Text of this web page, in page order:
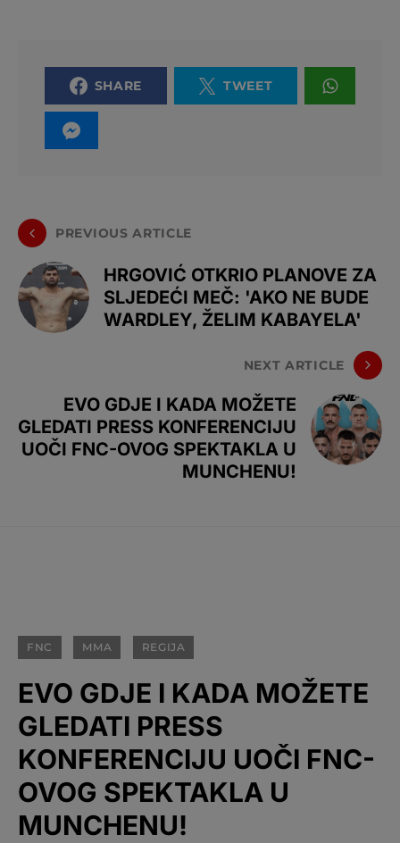
SHARE TWEET
PREVIOUS ARTICLE
HRGOVIĆ OTKRIO PLANOVE ZA
SLJEDEĆI MEČ: 'AKO NE BUDE
WARDLEY, ŽELIM KABAYELA'
NEXT ARTICLE
EVO GDJE I KADA MOŽETE
GLEDATI PRESS KONFERENCIJU
UOČI FNC-OVOG SPEKTAKLA U
MUNCHENU!
FNC MMA REGIJA
EVO GDJE I KADA MOŽETE
GLEDATI PRESS
KONFERENCIJU UOČI FNC-
OVOG SPEKTAKLA U
MUNCHENU!